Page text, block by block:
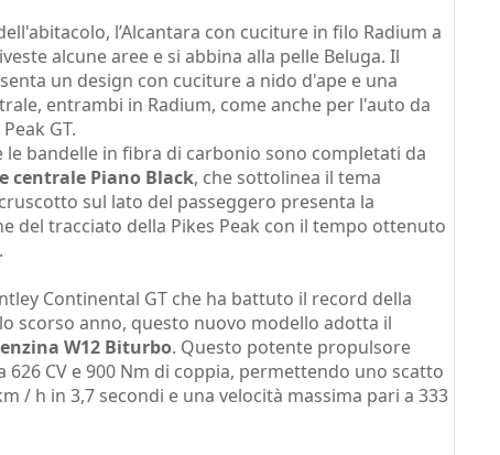
l’Alcantara con cuciture in filo Radium a
alcune aree e si abbina alla pelle Beluga. Il
un design con cuciture a nido d'ape e una
entrambi in Radium, come anche per l'auto da
GT.
le bandelle in fibra di carbonio sono completati da
centrale Piano Black, che sottolinea il tema
sul lato del passeggero presenta la
del tracciato della Pikes Peak con il tempo ottenuto
Continental GT che ha battuto il record della
scorso anno, questo nuovo modello adotta il
W12 Biturbo. Questo potente propulsore
626 CV e 900 Nm di coppia, permettendo uno scatto
/ h in 3,7 secondi e una velocità massima pari a 333